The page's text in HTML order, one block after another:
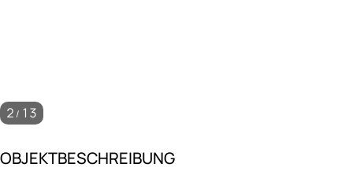
2 / 13
OBJEKT­BESCHREIBUNG